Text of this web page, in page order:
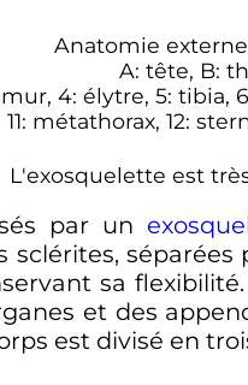
Anatomie
A: tête, B:
4: élytre, 5: tibia,
11: métathorax, 12:
L'exosquelette est
par un
sclérites,
sa
et des
est divisé en